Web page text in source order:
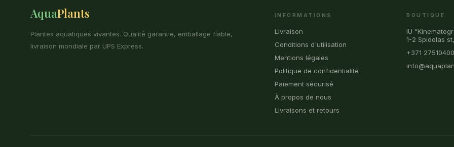
AquaPlants
Plantes aquatiques vivantes. Qualité garantie, emballage fiable,
livraison mondiale par UPS Express.
INFORMATIONS
Livraison
Conditions d'utilisation
Mentions légales
Politique de confidentialité
Paiement sécurisé
À propos de nous
Livraisons et retours
BOUTIQUE
IU
1-2 Spidolas
+371